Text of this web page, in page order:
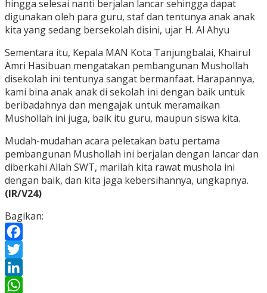
hingga selesai nanti berjalan lancar sehingga dapat
digunakan oleh para guru, staf dan tentunya anak anak
kita yang sedang bersekolah disini, ujar H. Al Ahyu
Sementara itu, Kepala MAN Kota Tanjungbalai, Khairul
Amri Hasibuan mengatakan pembangunan Mushollah
disekolah ini tentunya sangat bermanfaat. Harapannya,
kami bina anak anak di sekolah ini dengan baik untuk
beribadahnya dan mengajak untuk meramaikan
Mushollah ini juga, baik itu guru, maupun siswa kita.
Mudah-mudahan acara peletakan batu pertama
pembangunan Mushollah ini berjalan dengan lancar dan
diberkahi Allah SWT, marilah kita rawat mushola ini
dengan baik, dan kita jaga kebersihannya, ungkapnya.
(IR/V24)
Bagikan:
Facebook
Twitter
LinkedIn